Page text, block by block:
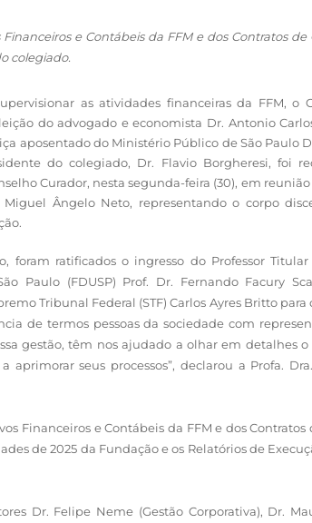
Financeiros e Contábeis da FFM e dos Contratos
colegiado.
as atividades financeiras da FFM, o
do advogado e economista Dr. Antonio
aposentado do Ministério Público de São Paulo
do colegiado, Dr. Flavio Borgheresi, foi
Curador, nesta segunda-feira (30), em
Miguel Ângelo Neto, representando o corpo
foram ratificados o ingresso do Professor
Paulo (FDUSP) Prof. Dr. Fernando Facury
Tribunal Federal (STF) Carlos Ayres Britto
de termos pessoas da sociedade com
gestão, têm nos ajudado a olhar em detalhes
seus processos”, declarou a Profa.
Financeiros e Contábeis da FFM e dos
de 2025 da Fundação e os Relatórios de
Dr. Felipe Neme (Gestão Corporativa), Dr.